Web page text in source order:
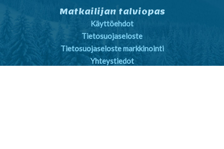
Matkailijan talviopas
Käyttöehdot
Tietosuojaseloste
Tietosuojaseloste markkinointi
Yhteystiedot